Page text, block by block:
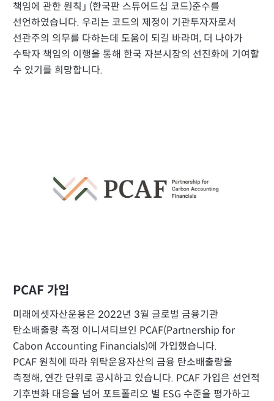
책임에 관한 원칙」 (한국판 스튜어드십 코드)준수를
선언하였습니다. 우리는 코드의 제정이 기관투자자로서
선관주의 의무를 다하는데 도움이 되길 바라며, 더 나아가
수탁자 책임의 이행을 통해 한국 자본시장의 선진화에 기여할
수 있기를 희망합니다.
PCAF 가입
미래에셋자산운용은 2022년 3월 글로벌 금융기관
탄소배출량 측정 이니셔티브인 PCAF(Partnership for
Cabon Accounting Financials)에 가입했습니다.
PCAF 원칙에 따라 위탁운용자산의 금융 탄소배출량을
측정해, 연간 단위로 공시하고 있습니다. PCAF 가입은 선언적
기후변화 대응을 넘어 포트폴리오 별 ESG 수준을 평가하고